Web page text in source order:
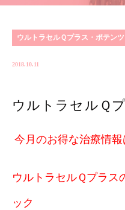
ウルトラセルＱプラス・ポテン
2018.10.11
ウルトラセルＱ
今月のお得な治療情
ウルトラセルＱプラス
ック